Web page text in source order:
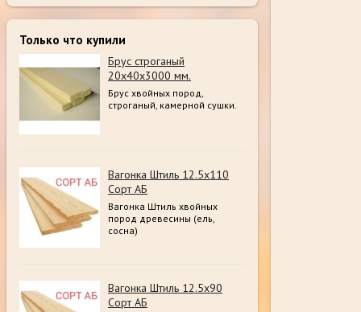
Только что купили
Брус строганый
20х40х3000 мм.
Брус хвойных пород,
строганый, камерной сушки.
Вагонка Штиль 12.5х110
Сорт АБ
Вагонка Штиль хвойных
пород древесины (ель,
сосна)
Вагонка Штиль 12.5х90
Сорт АБ